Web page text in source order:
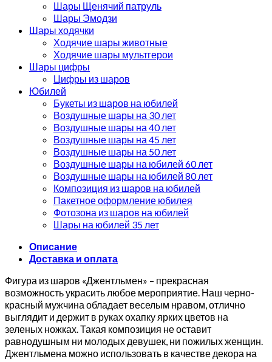
Шары Щенячий патруль
Шары Эмодзи
Шары ходячки
Ходячие шары животные
Ходячие шары мультгерои
Шары цифры
Цифры из шаров
Юбилей
Букеты из шаров на юбилей
Воздушные шары на 30 лет
Воздушные шары на 40 лет
Воздушные шары на 45 лет
Воздушные шары на 50 лет
Воздушные шары на юбилей 60 лет
Воздушные шары на юбилей 80 лет
Композиция из шаров на юбилей
Пакетное оформление юбилея
Фотозона из шаров на юбилей
Шары на юбилей 35 лет
Описание
Доставка и оплата
Фигура из шаров «Джентльмен» – прекрасная
возможность украсить любое мероприятие. Наш черно-
красный мужчина обладает веселым нравом, отлично
выглядит и держит в руках охапку ярких цветов на
зеленых ножках. Такая композиция не оставит
равнодушным ни молодых девушек, ни пожилых женщин.
Джентльмена можно использовать в качестве декора на